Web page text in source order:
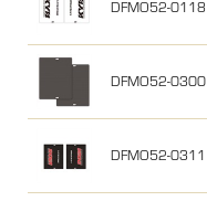
DFMO52-0118
DFMO52-0300
DFMO52-0311